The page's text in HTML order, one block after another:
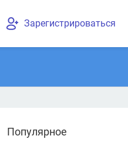
Зарегистрироваться
Популярное